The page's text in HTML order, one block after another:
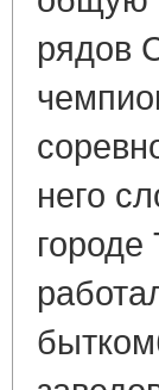
рядов
него